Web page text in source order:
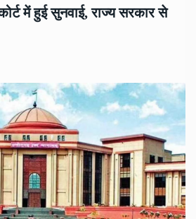
में हुई सुनवाई, राज्य सरकार से